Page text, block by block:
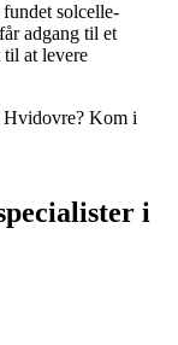
solcelle-
adgang til et
at levere
Hvidovre? Kom i
i